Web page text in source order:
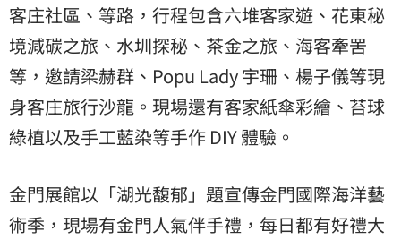
客庄社區、等路，行程包含六堆客家遊、花東秘
境減碳之旅、水圳探秘、茶金之旅、海客牽罟
等，邀請梁赫群、Popu Lady 宇珊、楊子儀等現
身客庄旅行沙龍。現場還有客家紙傘彩繪、苔球
綠植以及手工藍染等手作 DIY 體驗。
金門展館以「湖光馥郁」題宣傳金門國際海洋藝
術季，現場有金門人氣伴手禮，每日都有好禮大